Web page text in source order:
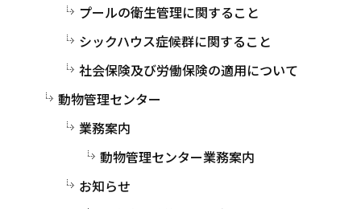
プールの衛生管理に関すること
シックハウス症候群に関すること
社会保険及び労働保険の適用について
動物管理センター
業務案内
動物管理センター業務案内
お知らせ